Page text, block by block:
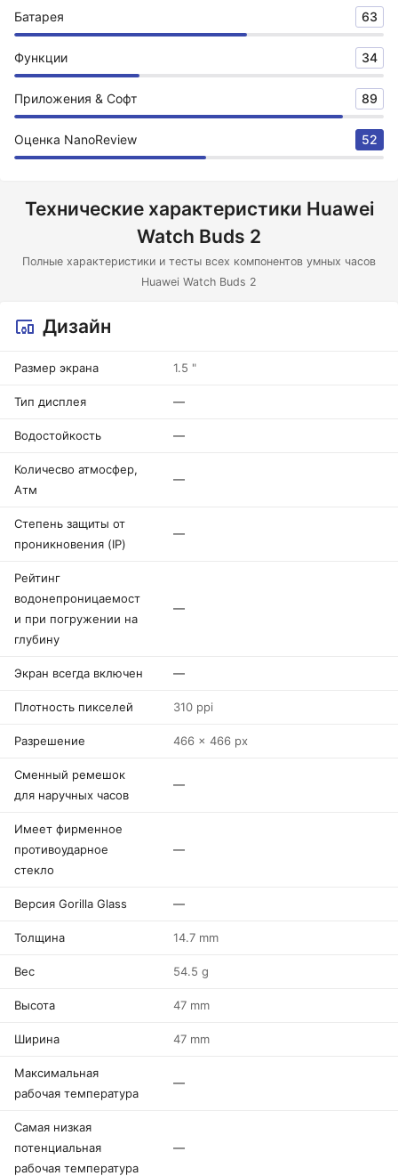
Батарея 63
Функции 34
Приложения & Софт 89
Оценка NanoReview 52
Технические характеристики Huawei
Watch Buds 2
Полные характеристики и тесты всех компонентов умных часов
Huawei Watch Buds 2
Дизайн
Размер экрана 1.5 "
Тип дисплея —
Водостойкость —
Количесво атмосфер,
Атм
—
Степень защиты от
проникновения (IP)
—
Рейтинг
водонепроницаемост
и при погружении на
глубину
—
Экран всегда включен —
Плотность пикселей 310 ppi
Разрешение 466 x 466 px
Сменный ремешок
для наручных часов
—
Имеет фирменное
противоударное
стекло
—
Версия Gorilla Glass —
Толщина 14.7 mm
Вес 54.5 g
Высота 47 mm
Ширина 47 mm
Максимальная
рабочая температура
—
Самая низкая
потенциальная
рабочая температура
—